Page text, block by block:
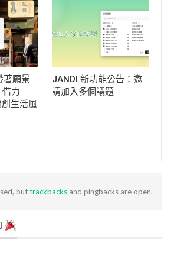
著願景
力
生活風
JANDI 新功能公告：邀
請加入多個議題
buttrackbacksand pingbacks are open.